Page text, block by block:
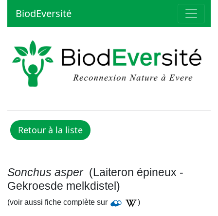
BiodEversité
Sonchus asper (Laiteron épineux -
Gekroesde melkdistel)
(voir aussi fiche complète sur )